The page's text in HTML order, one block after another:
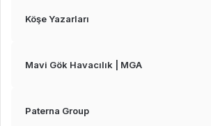
Köşe Yazarları
Mavi Gök Havacılık | MGA
Paterna Group